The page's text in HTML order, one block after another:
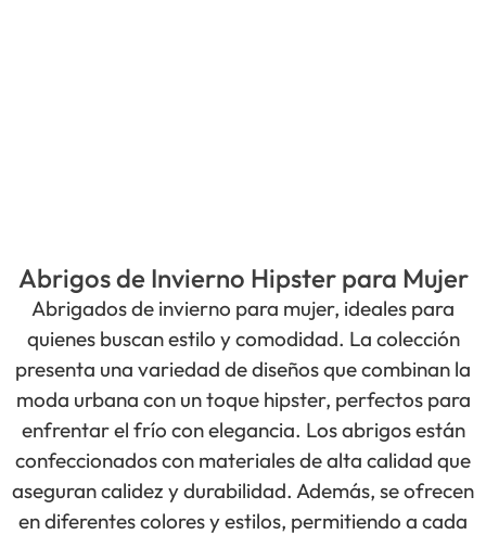
Abrigos de Invierno Hipster para Mujer
Abrigados de invierno para mujer, ideales para
quienes buscan estilo y comodidad. La colección
presenta una variedad de diseños que combinan la
moda urbana con un toque hipster, perfectos para
enfrentar el frío con elegancia. Los abrigos están
confeccionados con materiales de alta calidad que
aseguran calidez y durabilidad. Además, se ofrecen
en diferentes colores y estilos, permitiendo a cada